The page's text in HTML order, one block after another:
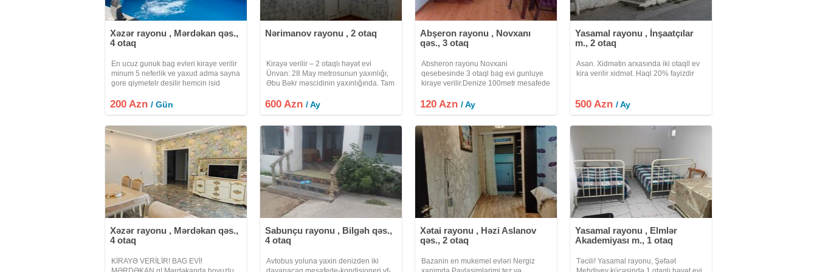
Xəzər rayonu , Mərdəkan qəs.,
4 otaq
En ucuz gunuk bag evleri kiraye verilir
minum 5 neferlik ve yaxud adma sayna
gore qiymetelr desilir hemcin isid
olunur hefde sonlarda qiymetler desilir
200 Azn/ Gün
Nərimanov rayonu , 2 otaq
Kirayə verilir – 2 otaqlı həyət evi
Ünvan: 28 May metrosunun yaxınlığı,
Əbu Bəkr məscidinin yaxınlığında. Tam
əşyalarla təmin olunmuş 2 otaqlı həyət
evi uzunmüddətli kirayə verilir
600 Azn/ Ay
Abşeron rayonu , Novxanı
qəs., 3 otaq
Absheron rayonu Novxani
qesebesinde 3 otaql bag evi gunluye
kiraye verilir.Denize 100metr mesafede
kimidir.Gune 120manata kiraye
verilir.Kime maraqli olsa saat 10-00
120 Azn/ Ay
Yasamal rayonu , İnşaatçılar
m., 2 otaq
Asan. Xidmətin arxasında iki otaqll ev
kira verilir xidmət. Haql 20% fayizdir
500 Azn/ Ay
Xəzər rayonu , Mərdəkan qəs.,
4 otaq
KİRAYƏ VERİLİR! BAG EVİ!
Sabunçu rayonu , Bilgəh qəs.,
4 otaq
Avtobus yoluna yaxin denizden iki
Xətai rayonu , Həzi Aslanov
qəs., 2 otaq
Bazanin en mukemel evləri Nergiz
Yasamal rayonu , Elmlər
Akademiyası m., 1 otaq
Təcili! Yasamal rayonu, Şəfaət